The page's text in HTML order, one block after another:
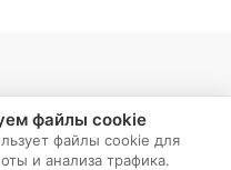
файлы cookie
файлы cookie для
и анализа трафика.